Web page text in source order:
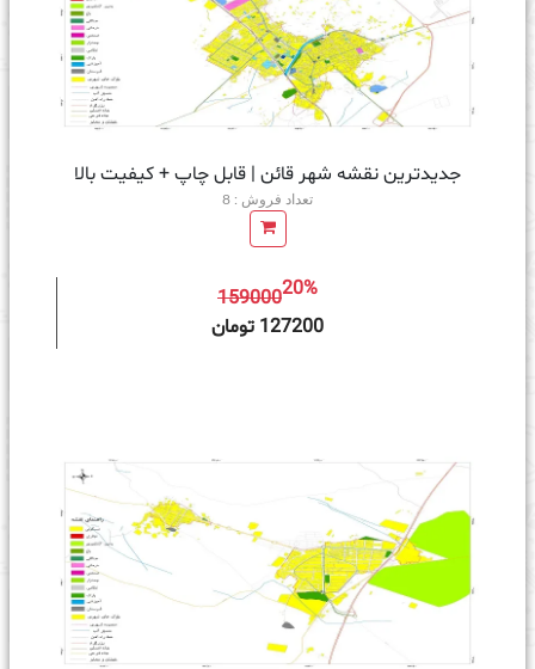
جدیدترین نقشه شهر قائن | قابل چاپ + کیفیت بالا
تعداد فروش : 8
15900020%
127200 تومان